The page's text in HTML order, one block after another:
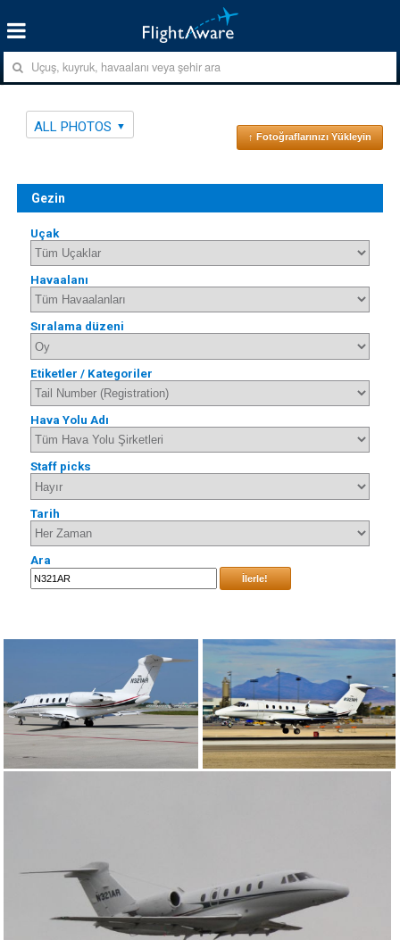
ALL PHOTOS
↑ Fotoğraflarınızı Yükleyin
Gezin
Uçak
Havaalanı
Sıralama düzeni
Etiketler / Kategoriler
Hava Yolu Adı
Staff picks
Tarih
Ara
İlerle!